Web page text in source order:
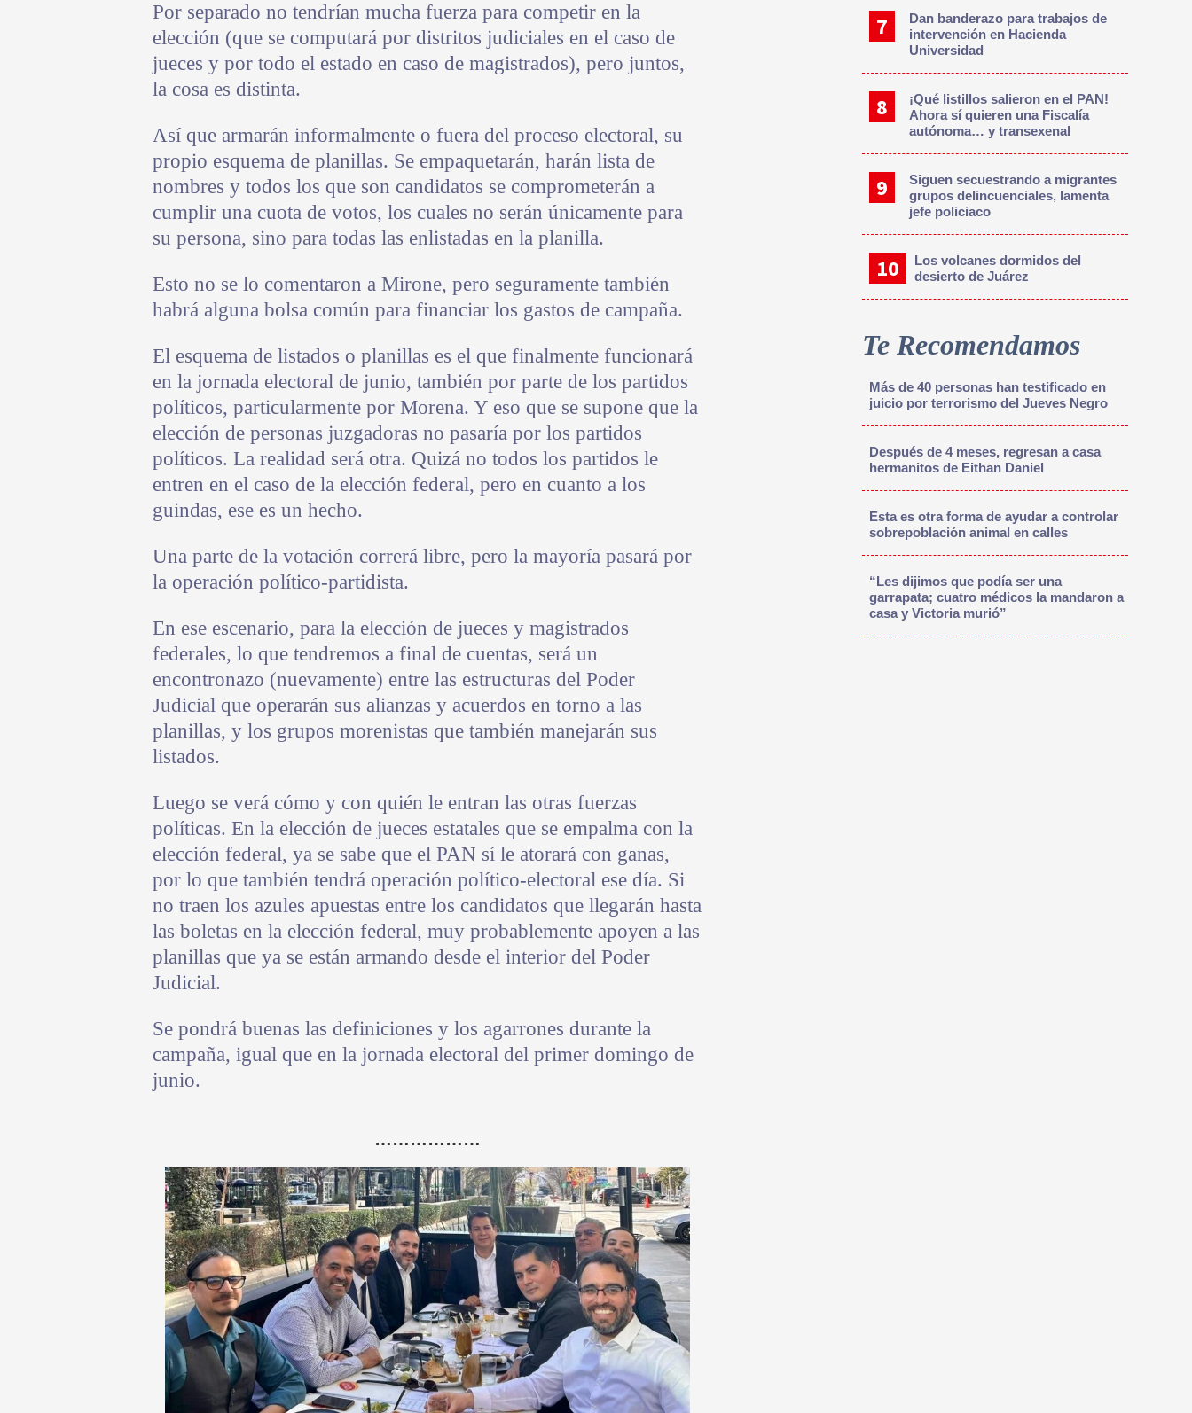
Por separado no tendrían mucha fuerza para competir en la
elección (que se computará por distritos judiciales en el caso de
jueces y por todo el estado en caso de magistrados), pero juntos,
la cosa es distinta.
Así que armarán informalmente o fuera del proceso electoral, su
propio esquema de planillas. Se empaquetarán, harán lista de
nombres y todos los que son candidatos se comprometerán a
cumplir una cuota de votos, los cuales no serán únicamente para
su persona, sino para todas las enlistadas en la planilla.
Esto no se lo comentaron a Mirone, pero seguramente también
habrá alguna bolsa común para financiar los gastos de campaña.
El esquema de listados o planillas es el que finalmente funcionará
en la jornada electoral de junio, también por parte de los partidos
políticos, particularmente por Morena. Y eso que se supone que la
elección de personas juzgadoras no pasaría por los partidos
políticos. La realidad será otra. Quizá no todos los partidos le
entren en el caso de la elección federal, pero en cuanto a los
guindas, ese es un hecho.
Una parte de la votación correrá libre, pero la mayoría pasará por
la operación político-partidista.
En ese escenario, para la elección de jueces y magistrados
federales, lo que tendremos a final de cuentas, será un
encontronazo (nuevamente) entre las estructuras del Poder
Judicial que operarán sus alianzas y acuerdos en torno a las
planillas, y los grupos morenistas que también manejarán sus
listados.
Luego se verá cómo y con quién le entran las otras fuerzas
políticas. En la elección de jueces estatales que se empalma con la
elección federal, ya se sabe que el PAN sí le atorará con ganas,
por lo que también tendrá operación político-electoral ese día. Si
no traen los azules apuestas entre los candidatos que llegarán hasta
las boletas en la elección federal, muy probablemente apoyen a las
planillas que ya se están armando desde el interior del Poder
Judicial.
Se pondrá buenas las definiciones y los agarrones durante la
campaña, igual que en la jornada electoral del primer domingo de
junio.
………………
Dan banderazo para trabajos de
intervención en Hacienda
Universidad
¡Qué listillos salieron en el PAN!
Ahora sí quieren una Fiscalía
autónoma… y transexenal
Siguen secuestrando a migrantes
grupos delincuenciales, lamenta
jefe policiaco
Los volcanes dormidos del
desierto de Juárez
Te Recomendamos
Más de 40 personas han testificado en
juicio por terrorismo del Jueves Negro
Después de 4 meses, regresan a casa
hermanitos de Eithan Daniel
Esta es otra forma de ayudar a controlar
sobrepoblación animal en calles
“Les dijimos que podía ser una
garrapata; cuatro médicos la mandaron a
casa y Victoria murió”